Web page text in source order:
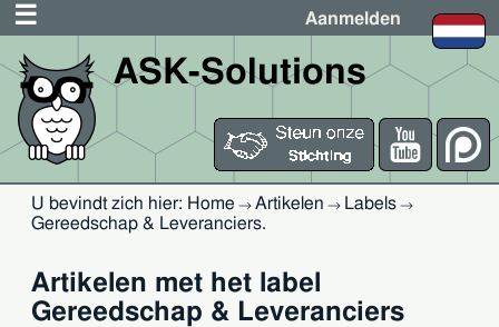
ASK-Solutions
U bevindt zich hier: Home → Artikelen → Labels →
Gereedschap & Leveranciers.
Aanmelden
Artikelen met het label
Gereedschap & Leveranciers